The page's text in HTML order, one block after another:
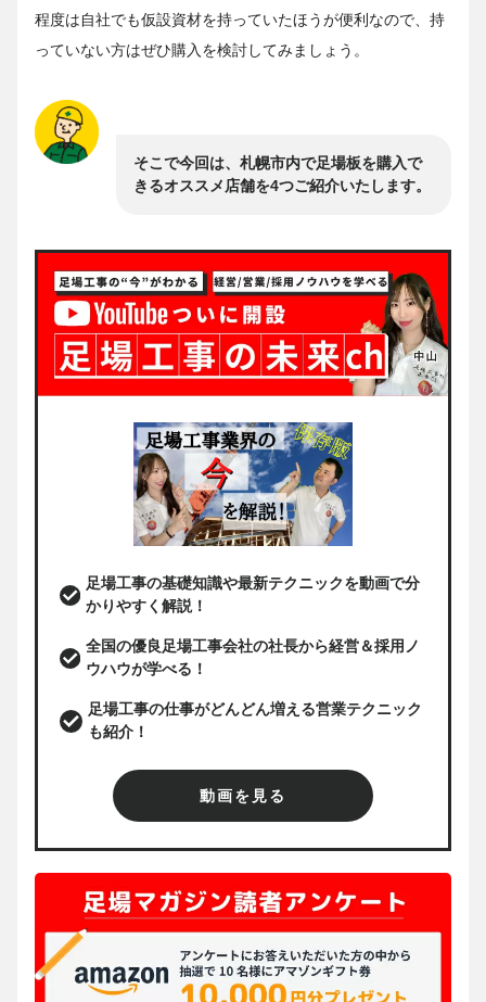
程度は自社でも仮設資材を持っていたほうが便利なので、持
っていない方はぜひ購入を検討してみましょう。
そこで今回は、札幌市内で足場板を購入で
きるオススメ店舗を4つご紹介いたします。
足場工事の基礎知識や最新テクニックを動画で分
かりやすく解説！
全国の優良足場工事会社の社長から経営＆採用ノ
ウハウが学べる！
足場工事の仕事がどんどん増える営業テクニック
も紹介！
動画を見る